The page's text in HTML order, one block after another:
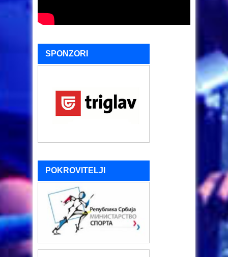
SPONZORI
POKROVITELJI